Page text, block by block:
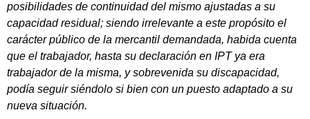
posibilidades de continuidad del mismo ajustadas a su
capacidad residual; siendo irrelevante a este propósito el
carácter público de la mercantil demandada, habida cuenta
que el trabajador, hasta su declaración en IPT ya era
trabajador de la misma, y sobrevenida su discapacidad,
podía seguir siéndolo si bien con un puesto adaptado a su
nueva situación.